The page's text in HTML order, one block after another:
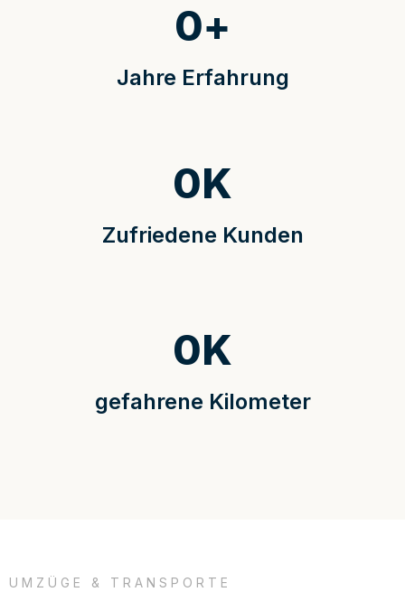
Jahre Erfahrung
0+
Zufriedene Kunden
0K
gefahrene Kilometer
0K
UMZÜGE & TRANSPORTE